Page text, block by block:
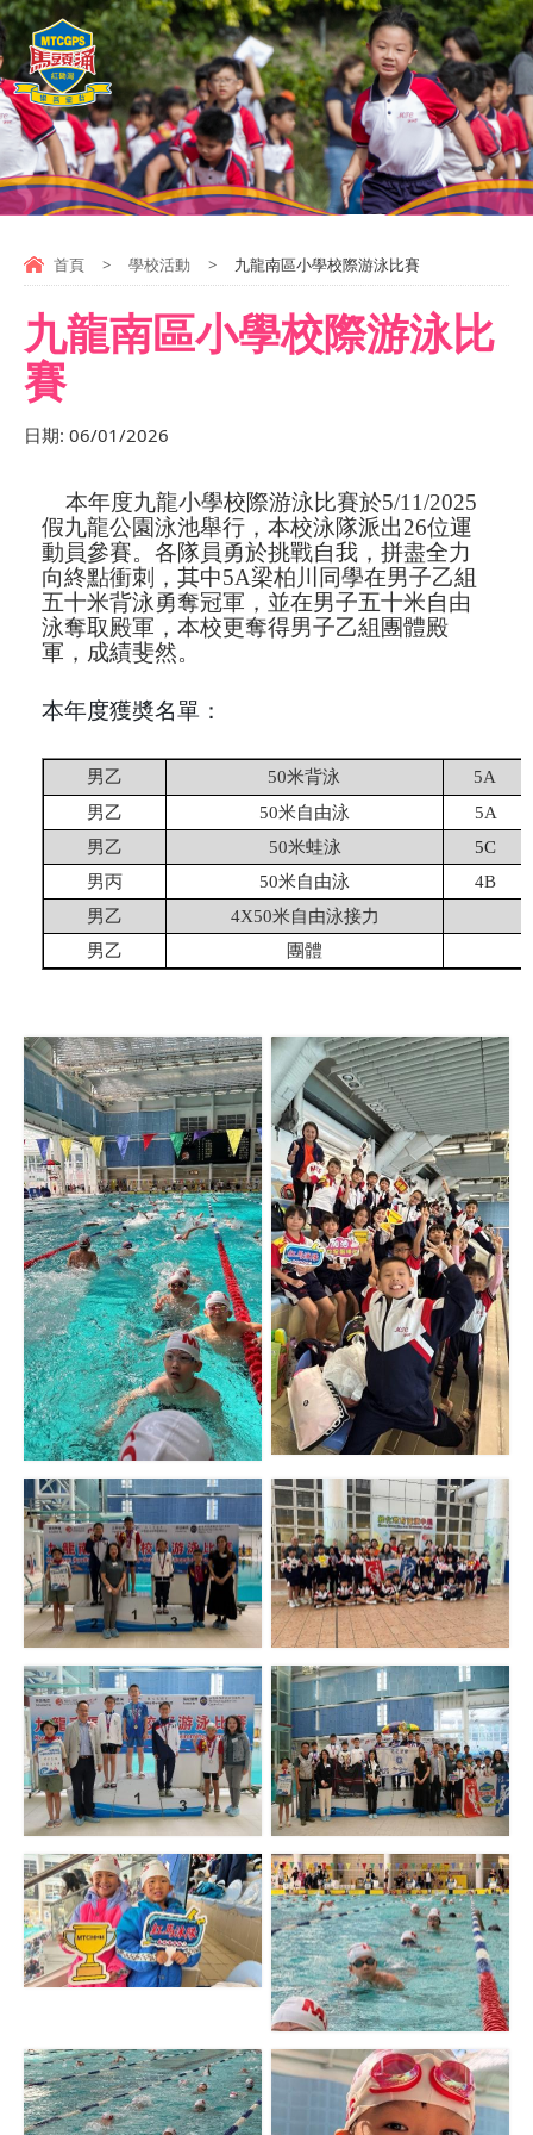
首頁 > 學校活動 > 九龍南區小學校際游泳比賽
九龍南區小學校際游泳比
賽
日期: 06/01/2026
本年度九龍小學校際游泳比賽於5/11/2025
假九龍公園泳池舉行，本校泳隊派出26位運
動員參賽。各隊員勇於挑戰自我，拼盡全力
向終點衝刺，其中5A梁柏川同學在男子乙組
五十米背泳勇奪冠軍，並在男子五十米自由
泳奪取殿軍，本校更奪得男子乙組團體殿
軍，成績斐然。
本年度獲奬名單：
男乙 50米背泳
5A
男乙
50米自由泳
5A
男乙
50米蛙泳
5C
男丙
50米自由泳
4B
男乙
4X50米自由泳接力
男乙
團體